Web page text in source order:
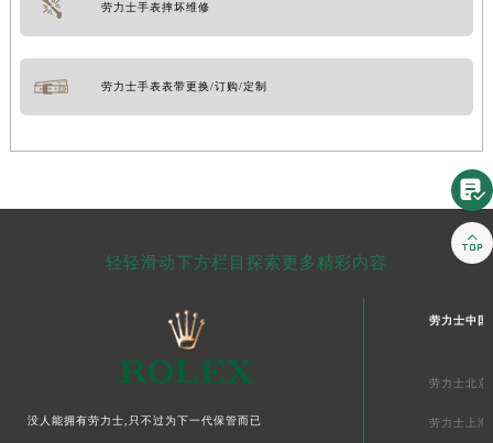
劳力士手表摔坏维修
劳力士手表表带更换/订购/定制
轻轻滑动下方栏目探索更多精彩内容
没人能拥有劳力士,只不过为下一代保管而已
劳力士中国
劳力士北京
劳力士上海

